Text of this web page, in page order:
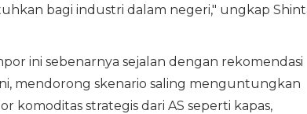
bagi industri dalam negeri," ungkap
ini sebenarnya sejalan dengan rekomendasi
mendorong skenario saling menguntungkan
strategis dari AS seperti kapas,